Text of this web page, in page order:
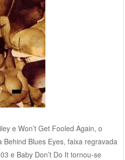
e Won’t Get Fooled Again, o
Blues Eyes, faixa regravada
e Baby Don’t Do It tornou-se